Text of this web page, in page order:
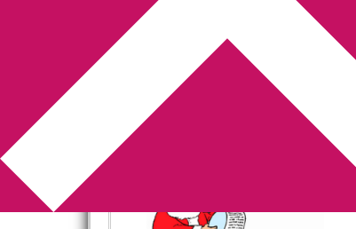
You are here:Home Dags
Dags för en
1 Comment